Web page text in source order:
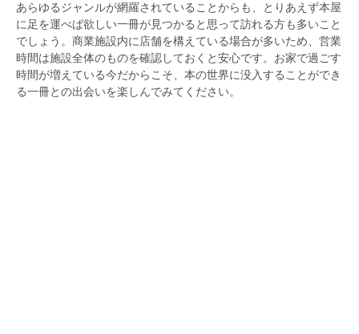
あらゆるジャンルが網羅されていることからも、とりあえず本屋
に足を運べば欲しい一冊が見つかると思って訪れる方も多いこと
でしょう。商業施設内に店舗を構えている場合が多いため、営業
時間は施設全体のものを確認しておくと安心です。お家で過ごす
時間が増えている今だからこそ、本の世界に没入することができ
る一冊との出会いを楽しんでみてください。